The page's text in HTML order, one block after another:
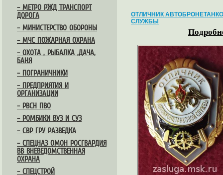
– МЕТРО РЖД ТРАНСПОРТ
ДОРОГА
– МИНИСТЕРСТВО ОБОРОНЫ
– МЧС ПОЖАРНАЯ ОХРАНА
– ОХОТА , РЫБАЛКА ,ДАЧА,
БАНЯ
– ПОГРАНИЧНИКИ
– ПРЕДПРИЯТИЯ И
ОРГАНИЗАЦИИ
– РВСН ПВО
– РОМБИКИ ВУЗ И СУЗ
– СВР ГРУ РАЗВЕДКА
– СПЕЦНАЗ ОМОН РОСГВАРДИЯ
ВВ ВНЕВЕДОМСТВЕННАЯ
ОХРАНА
– СПЕЦСТРОЙ
ОТЛИЧНИК
СЛУЖБЫ